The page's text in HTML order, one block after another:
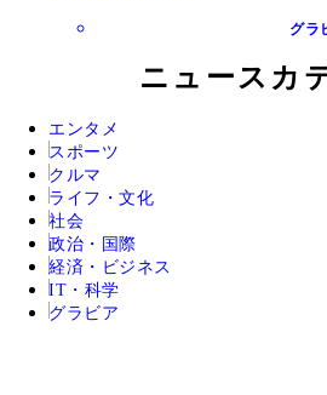
グラ
ニュースカ
エンタメ
スポーツ
クルマ
ライフ・文化
社会
政治・国際
経済・ビジネス
IT・科学
グラビア